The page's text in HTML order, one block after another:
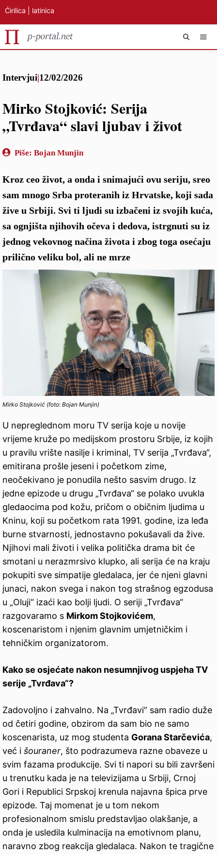
sadržaj
Ćirilica latinica
Intervjui|12/02/2026
Mirko Stojković: Serija
„Tvrđava“ slavi ljubav i život
Piše: Bojan Munjin
Kroz ceo život, a onda i snimajući ovu seriju, sreo
sam mnogo Srba proteranih iz Hrvatske, koji sada
žive u Srbiji. Svi ti ljudi su izbačeni iz svojih kuća,
sa ognjišta njihovih očeva i dedova, istrgnuti su iz
jednog vekovnog načina života i zbog toga osećaju
prilično veliku bol, ali ne mrze
Mirko Stojković (foto: Bojan Munjin)
U nepreglednom moru TV serija koje u novije
vrijeme kruže po medijskom prostoru Srbije, iz kojih
u pravilu vrište nasilje i kriminal, TV serija „Tvrđava“,
emitirana prošle jeseni i početkom zime,
neočekivano je ponudila nešto sasvim drugo. Iz
jedne epizode u drugu „Tvrđava“ se polako uvukla
gledaocima pod kožu, pričom o običnim ljudima u
Kninu, koji su početkom rata 1991. godine, iza leđa
burne stvarnosti, jednostavno pokušavali da žive.
Njihovi mali životi i velika politička drama bit će
smotani u nerazmrsivo klupko, ali serija će na kraju
pokupiti sve simpatije gledalaca, jer će njeni glavni
junaci, nakon svega i nakon tog strašnog egzodusa
u „Oluji“ izaći kao bolji ljudi. O seriji „Tvrđava“
razgovaramo s Mirkom Stojkovićem,
koscenaristom i njenim glavnim umjetničkim i
tehničkim organizatorom.
Kako se osjećate nakon nesumnjivog uspjeha TV
serije „Tvrđava“?
Zadovoljno i zahvalno. Na „Tvrđavi“ sam radio duže
od četiri godine, obzirom da sam bio ne samo
koscenarista, uz mog studenta Gorana Starčevića,
već i šouraner, što podrazumeva razne obaveze u
svim fazama produkcije. Svi ti napori su bili završeni
u trenutku kada je na televizijama u Srbiji, Crnoj
Gori i Republici Srpskoj krenula najavna špica prve
epizode. Taj momenat je u tom nekom
profesionalnom smislu predstavljao olakšanje, a
onda je usledila kulminacija na emotivnom planu,
naravno zbog reakcija gledalaca. Nakon te tragične